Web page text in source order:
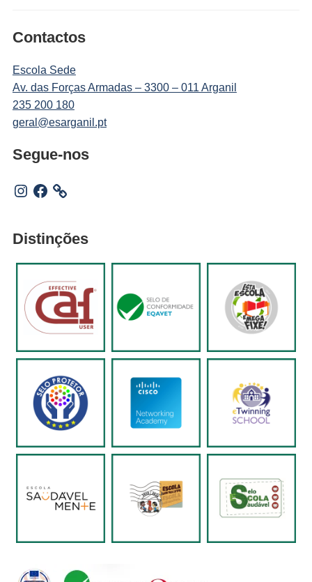
Contactos
Escola Sede
Av. das Forças Armadas – 3300 – 011 Arganil
235 200 180
geral@esarganil.pt
Segue-nos
Instagram
Facebook
Distinções